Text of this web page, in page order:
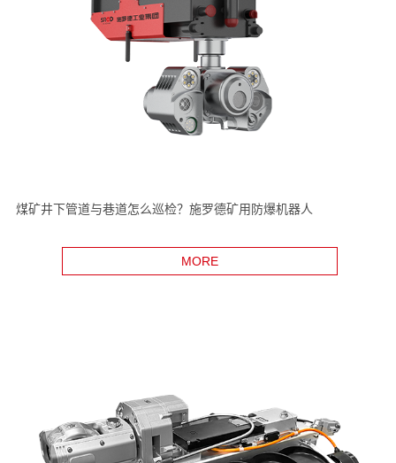
煤矿井下管道与巷道怎么巡检？施罗德矿用防爆机器人
MORE